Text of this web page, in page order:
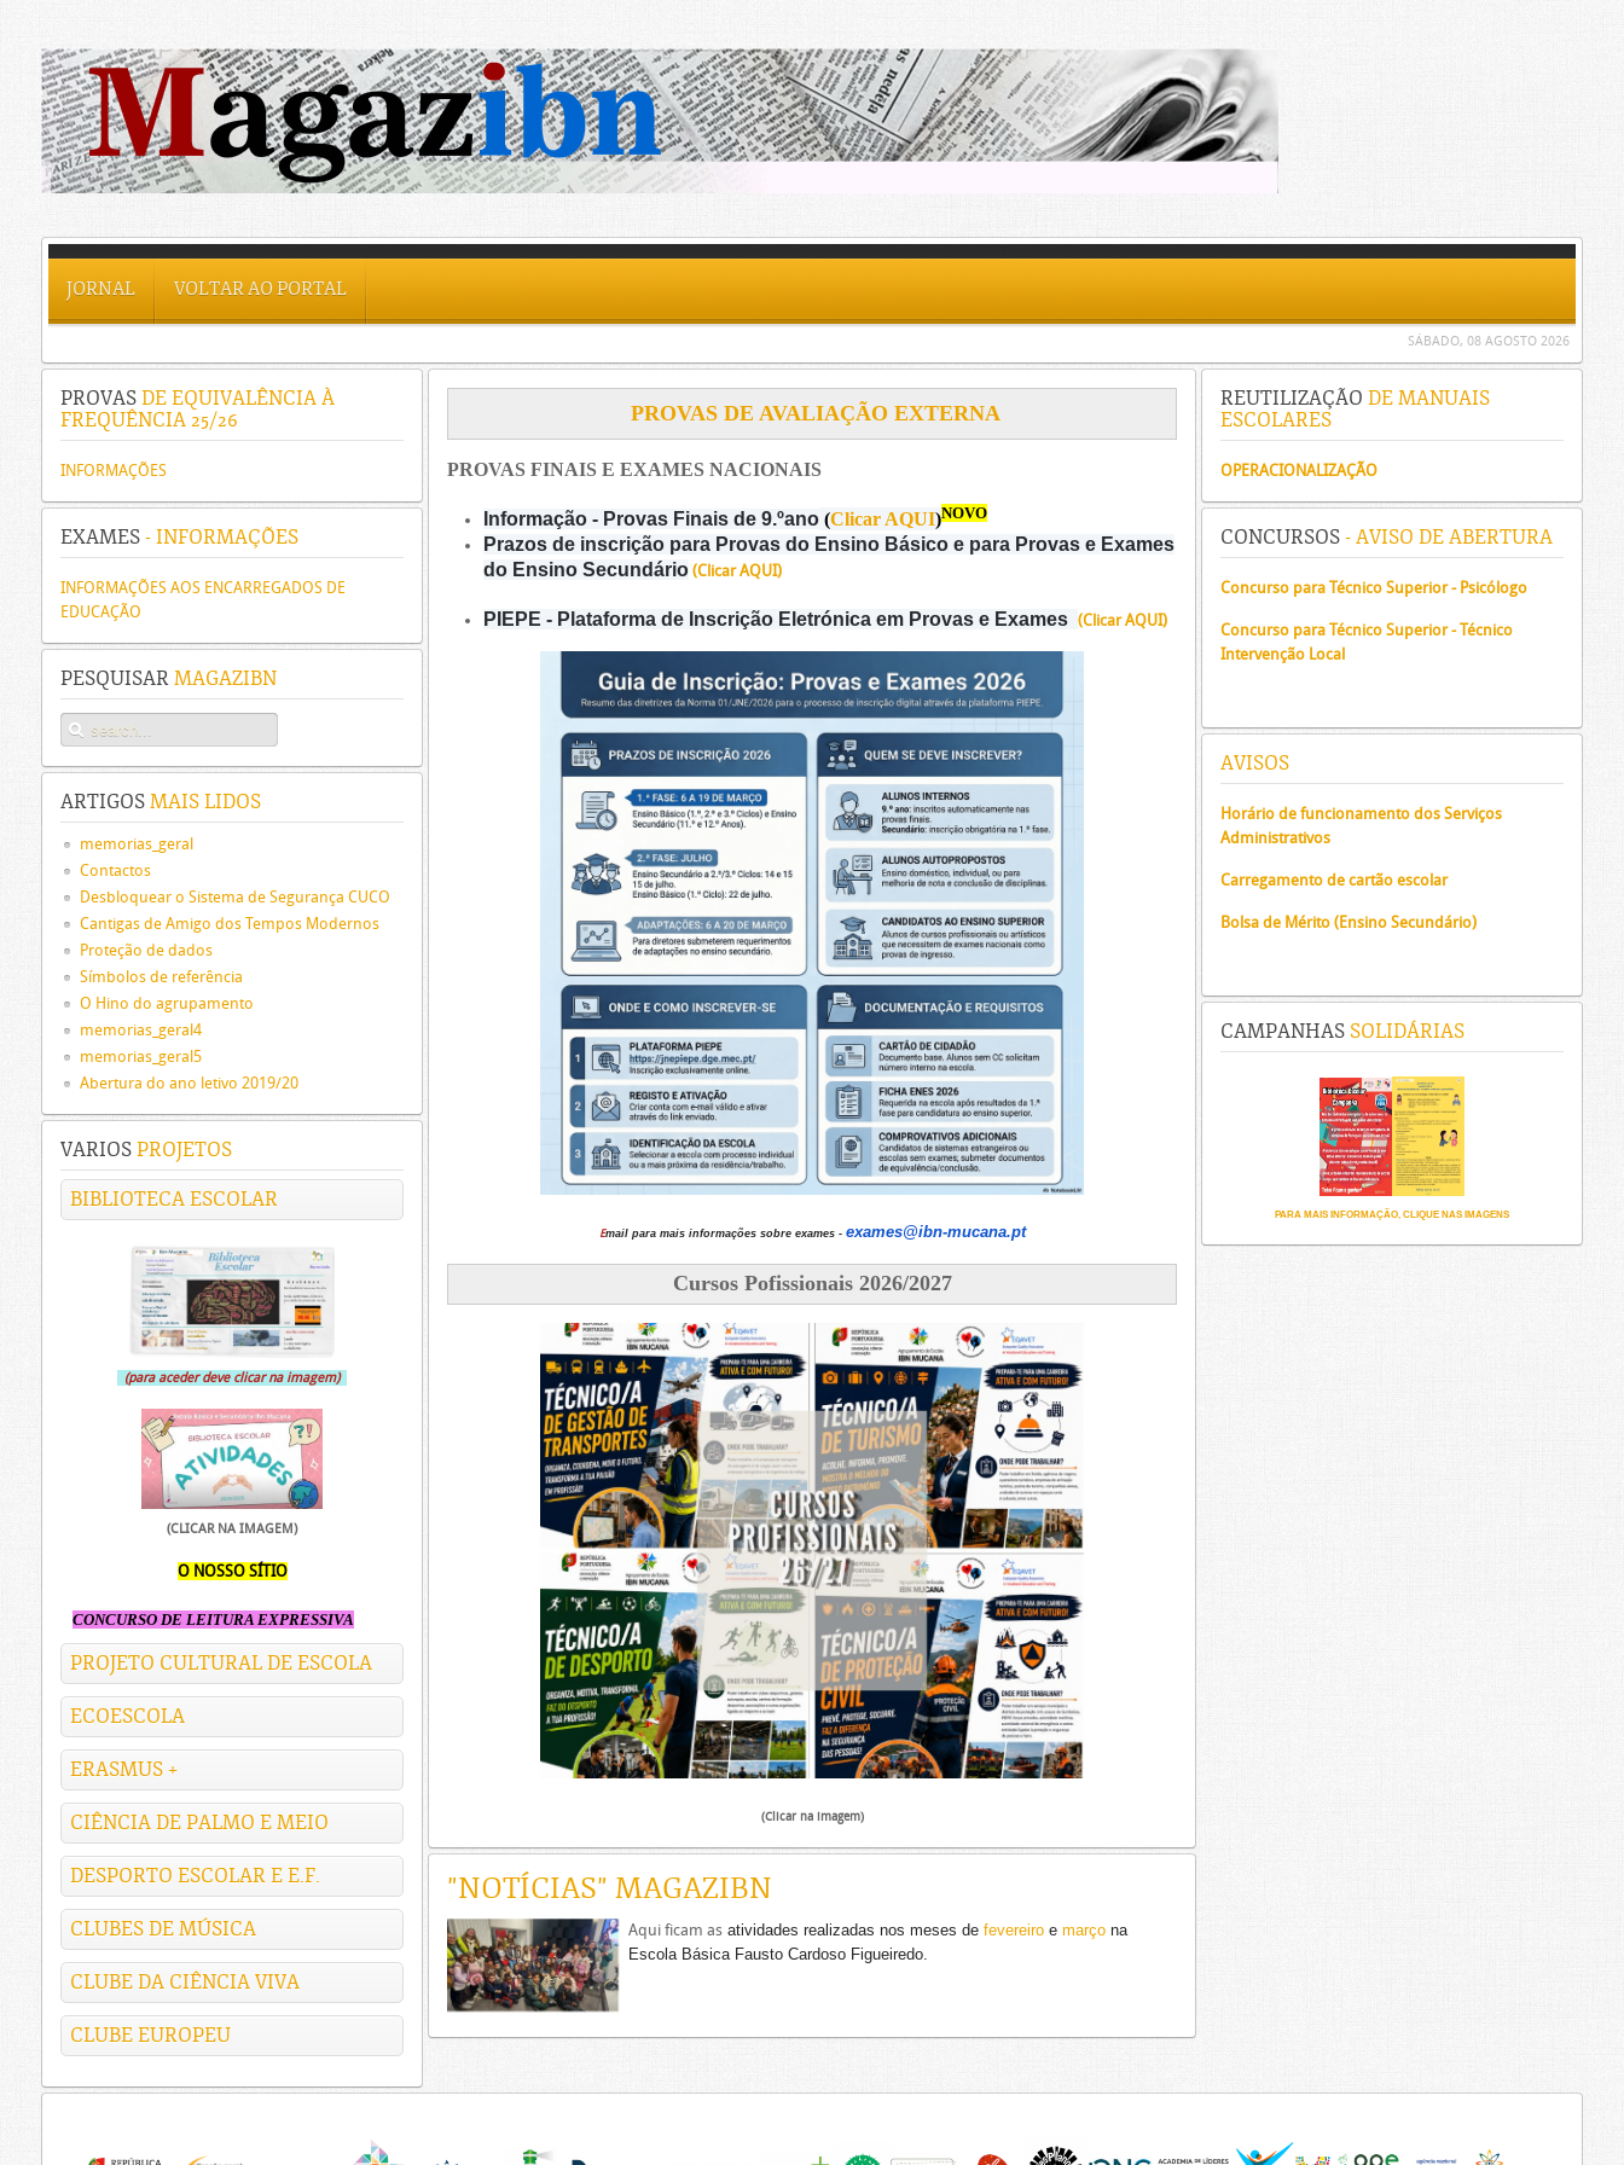
JORNAL VOLTAR AO PORTAL
SÁBADO, 08 AGOSTO 2026
PROVAS DE AVALIAÇÃO EXTERNA
PROVAS FINAIS E EXAMES NACIONAIS
Informação - Provas Finais de 9.ºano (Clicar AQUI)NOVO
Prazos de inscrição para Provas do Ensino Básico e para Provas e Exames
do Ensino Secundário (Clicar AQUI)
PIEPE - Plataforma de Inscrição Eletrónica em Provas e Exames (Clicar AQUI)
Email para mais informações sobre exames - exames@ibn-mucana.pt
Cursos Pofissionais 2026/2027
(Clicar na imagem)
"NOTÍCIAS" MAGAZIBN
Aqui ficam as atividades realizadas nos meses de fevereiro e março na
Escola Básica Fausto Cardoso Figueiredo.
PROVAS DE EQUIVALÊNCIA À
FREQUÊNCIA 25/26
INFORMAÇÕES
EXAMES - INFORMAÇÕES
INFORMAÇÕES AOS ENCARREGADOS DE
EDUCAÇÃO
PESQUISAR MAGAZIBN
ARTIGOS MAIS LIDOS
memorias_geral
Contactos
Desbloquear o Sistema de Segurança CUCO
Cantigas de Amigo dos Tempos Modernos
Proteção de dados
Símbolos de referência
O Hino do agrupamento
memorias_geral4
memorias_geral5
Abertura do ano letivo 2019/20
VARIOS PROJETOS
BIBLIOTECA ESCOLAR
(para aceder deve clicar na imagem)
(CLICAR NA IMAGEM)
O NOSSO SÍTIO
CONCURSO DE LEITURA EXPRESSIVA
PROJETO CULTURAL DE ESCOLA
ECOESCOLA
ERASMUS +
CIÊNCIA DE PALMO E MEIO
DESPORTO ESCOLAR E E.F.
CLUBES DE MÚSICA
CLUBE DA CIÊNCIA VIVA
CLUBE EUROPEU
REUTILIZAÇÃO DE MANUAIS
ESCOLARES
OPERACIONALIZAÇÃO
CONCURSOS - AVISO DE ABERTURA
Concurso para Técnico Superior - Psicólogo
Concurso para Técnico Superior - Técnico
Intervenção Local
AVISOS
Horário de funcionamento dos Serviços
Administrativos
Carregamento de cartão escolar
Bolsa de Mérito (Ensino Secundário)
CAMPANHAS SOLIDÁRIAS
PARA MAIS INFORMAÇÃO, CLIQUE NAS IMAGENS